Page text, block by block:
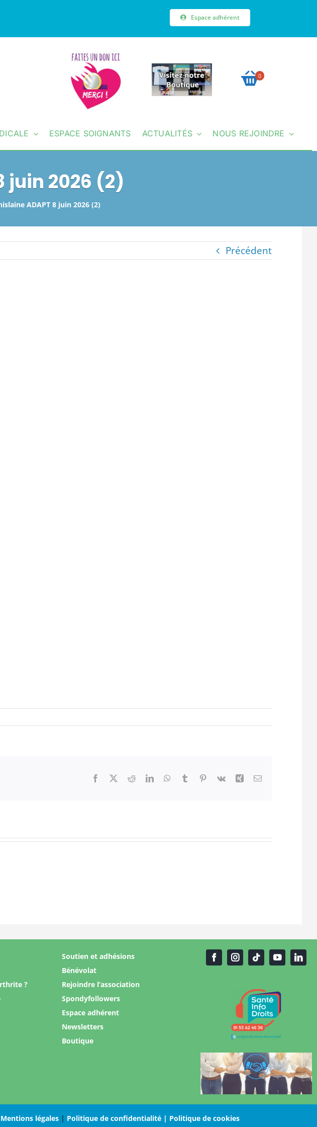
Espace adhérent
0
ESPACE SOIGNANTS ACTUALITÉS NOUS REJOINDRE
juin 2026 (2)
ADAPT 8 juin 2026 (2)
Précédent
Facebook RedditLinkedInWhatsApp
Tumblr Pinterest
Vk Xing Email
?
Soutien et adhésions
Bénévolat
Rejoindre l’association
Spondyfollowers
Espace adhérent
Newsletters
Boutique
Mentions légales| Politique de confidentialité | Politique de cookies